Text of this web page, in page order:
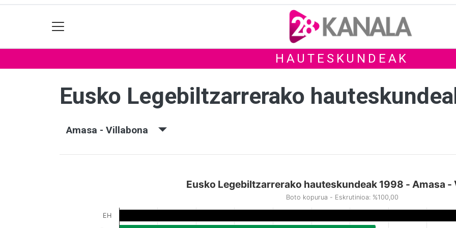
HAUTESKUNDEAK
Eusko Legebiltzarrerako
Amasa - Villabona
Eusko Legebiltzarrerako hauteskundeak 1998 - Amasa -
Boto kopurua - Eskrutinioa: %100,00
EH